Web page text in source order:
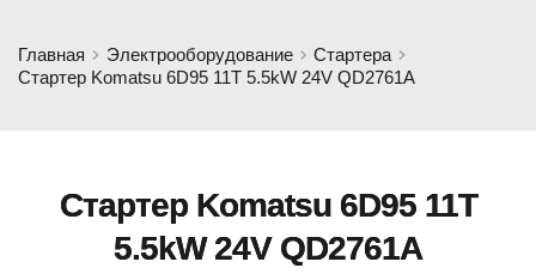
Главная Электрооборудование
Стартера
Стартер Komatsu 6D95 11T 5.5kW 24V QD2761A
Стартер Komatsu 6D95 11T
5.5kW 24V QD2761A